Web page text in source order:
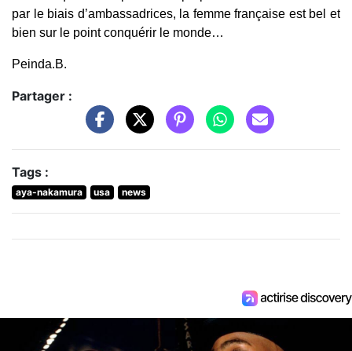
par le biais d’ambassadrices, la femme française est bel et
bien sur le point conquérir le monde…
Peinda.B.
Partager :
Tags :
aya-nakamura usa news